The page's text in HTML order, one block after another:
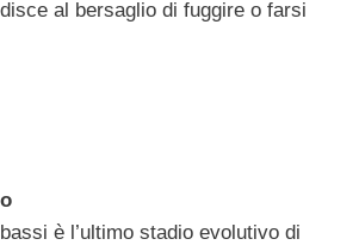
al bersaglio di fuggire o farsi
è l’ultimo stadio evolutivo di